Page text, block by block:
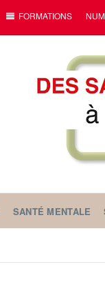
FORMATIONS
SANTÉ MENTALE